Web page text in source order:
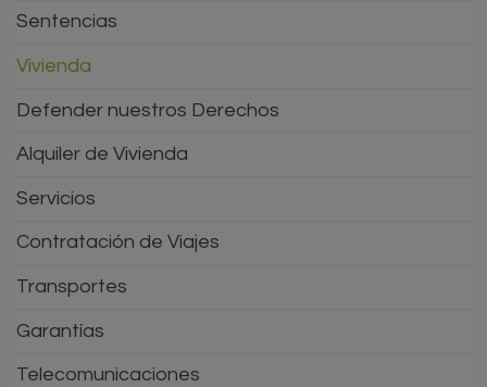
Sentencias
Vivienda
Defender nuestros Derechos
Alquiler de Vivienda
Servicios
Contratación de Viajes
Transportes
Garantías
Telecomunicaciones